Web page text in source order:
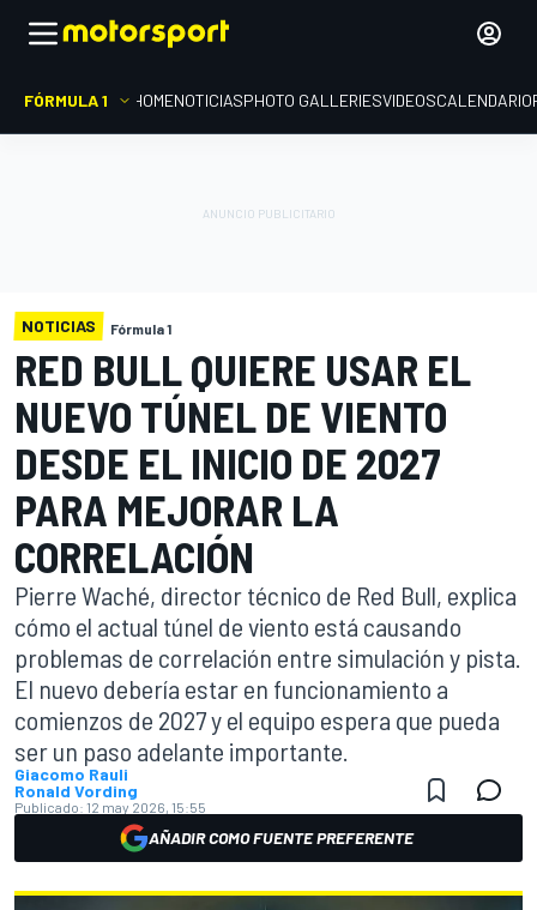
FÓRMULA 1 HOMENOTICIASPHOTO GALLERIESVIDEOSCALENDARIO
NOTICIAS Fórmula 1
RED BULL QUIERE USAR EL
NUEVO TÚNEL DE VIENTO
DESDE EL INICIO DE 2027
PARA MEJORAR LA
CORRELACIÓN
Pierre Waché, director técnico de Red Bull, explica
cómo el actual túnel de viento está causando
problemas de correlación entre simulación y pista.
El nuevo debería estar en funcionamiento a
comienzos de 2027 y el equipo espera que pueda
ser un paso adelante importante.
Giacomo Rauli
Ronald Vording
Publicado: 12 may 2026, 15:55
AÑADIR COMO FUENTE PREFERENTE